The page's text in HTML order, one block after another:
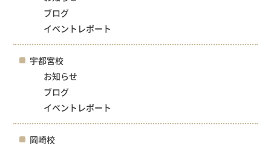
ブログ
イベントレポート
宇都宮校
お知らせ
ブログ
イベントレポート
岡崎校